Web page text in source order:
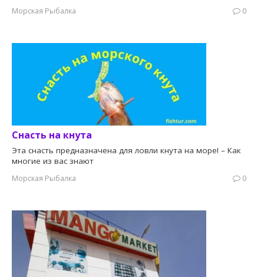
Морская Рыбалка
0
Снасть на кнута
Эта снасть предназначена для ловли кнута на море! – Как
многие из вас знают
Морская Рыбалка
0